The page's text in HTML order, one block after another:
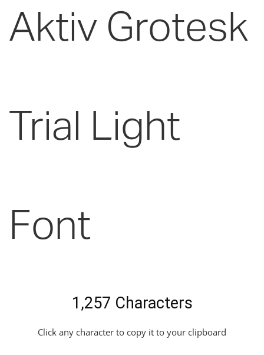
Aktiv Grotesk
Trial Light
Font
1,257 Characters
Click any character to copy it to your clipboard